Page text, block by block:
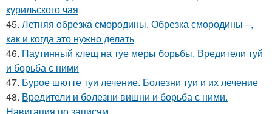
курильского чая
45. Летняя обрезка смородины. Обрезка смородины –,
как и когда это нужно делать
46. Паутинный клещ на туе меры борьбы. Вредители туй
и борьба с ними
47. Бурое шютте туи лечение. Болезни туи и их лечение
48. Вредители и болезни вишни и борьба с ними.